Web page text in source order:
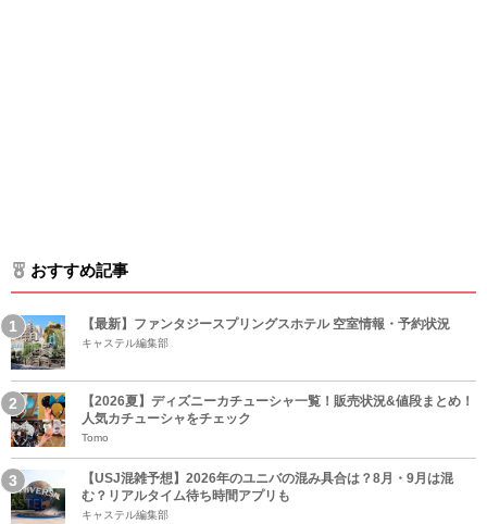
おすすめ記事
【最新】ファンタジースプリングスホテル 空室情報・予約状況
キャステル編集部
【2026夏】ディズニーカチューシャ一覧！販売状況&値段まとめ！
人気カチューシャをチェック
Tomo
【USJ混雑予想】2026年のユニバの混み具合は？8月・9月は混
む？リアルタイム待ち時間アプリも
キャステル編集部